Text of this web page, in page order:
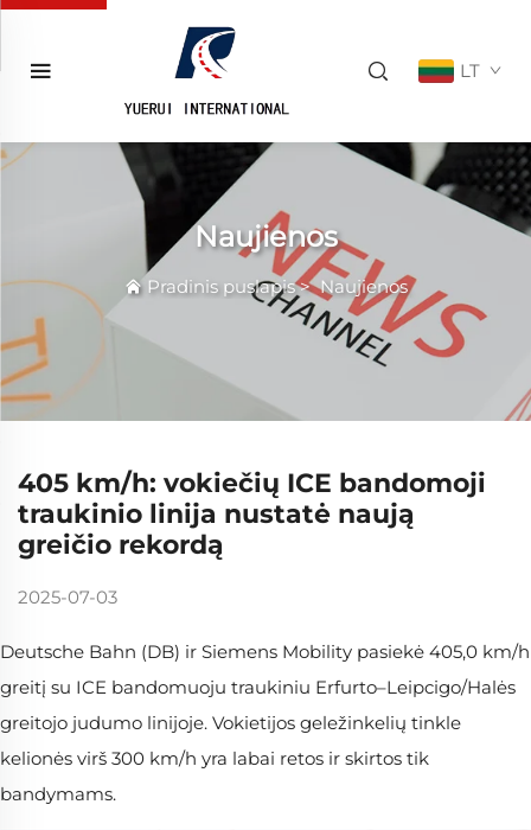
LT
Naujienos
Pradinis puslapis>Naujienos
405 km/h: vokiečių ICE bandomoji
traukinio linija nustatė naują
greičio rekordą
2025-07-03
Deutsche Bahn (DB) ir Siemens Mobility pasiekė 405,0 km/h
greitį su ICE bandomuoju traukiniu Erfurto–Leipcigo/Halės
greitojo judumo linijoje. Vokietijos geležinkelių tinkle
kelionės virš 300 km/h yra labai retos ir skirtos tik
bandymams.